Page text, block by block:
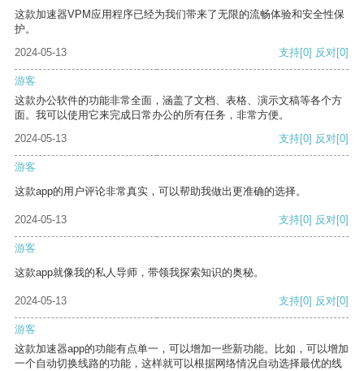
这款加速器VPM应用程序已经为我们带来了无限的流畅体验和安全性保
护。
2024-05-13
支持[0] 反对[0]
游客
这款办公软件的功能非常全面，涵盖了文档、表格、演示文稿等各个方
面。我可以使用它来完成日常办公的所有任务，非常方便。
2024-05-13
支持[0] 反对[0]
游客
这款app的用户评论非常真实，可以帮助我做出更准确的选择。
2024-05-13 支持[0] 反对[0]
游客
这款app就像我的私人导师，带领我探索知识的奥秘。
2024-05-13 支持[0] 反对[0]
游客
这款加速器app的功能有点单一，可以增加一些新功能。比如，可以增加
一个自动切换线路的功能，这样就可以根据网络情况自动选择最优的线